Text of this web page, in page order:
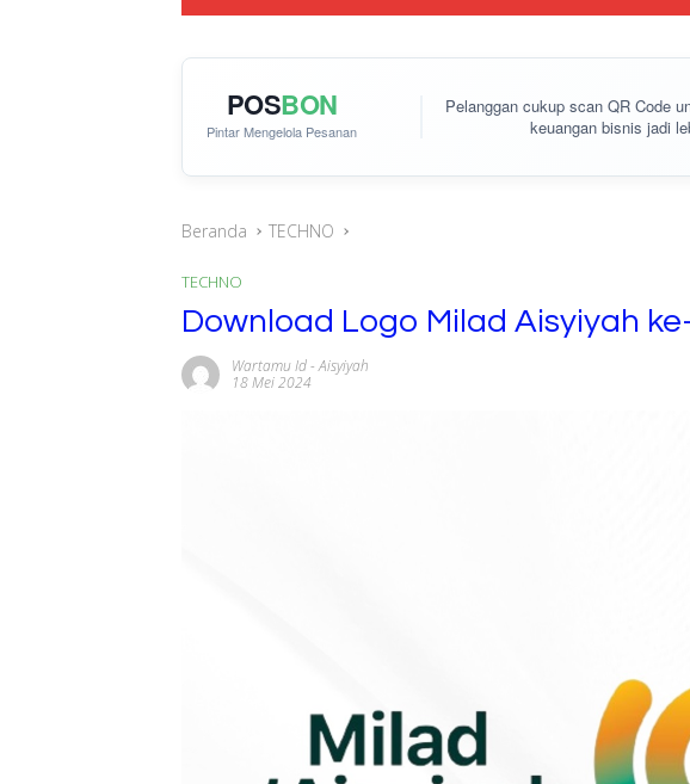
POSBON
Pintar Mengelola Pesanan
Pelanggan cukupscan QR Code
keuangan bisnis jadi
Beranda TECHNO
TECHNO
Download Logo Milad Aisyiyah
Wartamu Id-Aisyiyah
18 Mei 2024